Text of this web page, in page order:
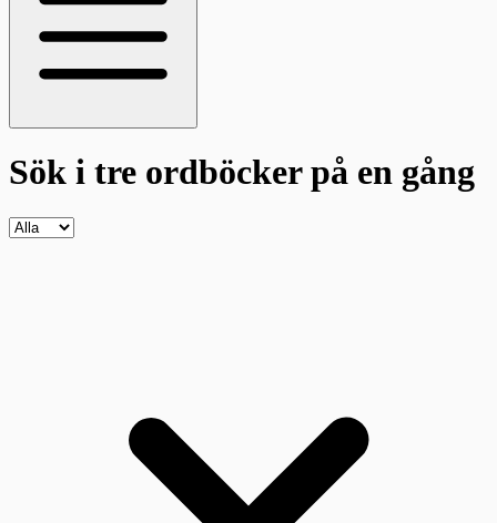
Sök i tre ordböckerpå en gång